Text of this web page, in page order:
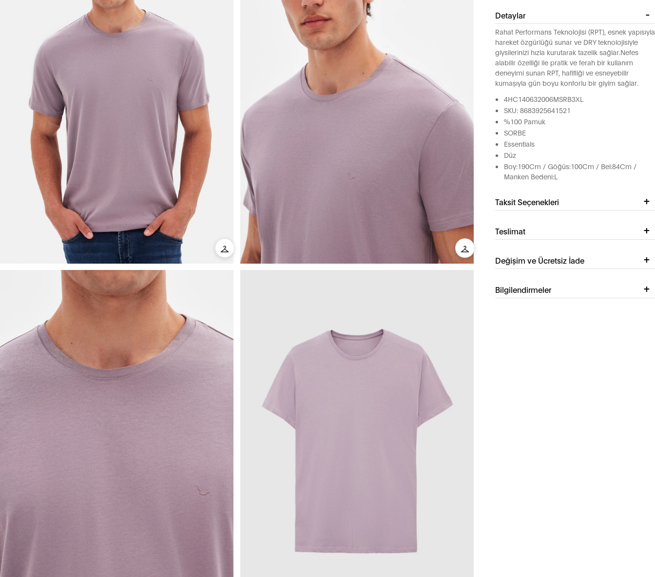
Detaylar
Rahat Performans Teknolojisi (RPT), esnek yapısıyla
hareket özgürlüğü sunar ve DRY teknolojisiyle
giysilerinizi hızla kurutarak tazelik sağlar.Nefes
alabilir özelliği ile pratik ve ferah bir kullanım
deneyimi sunan RPT, hafifliği ve esneyebilir
kumaşıyla gün boyu konforlu bir giyim sağlar.
4HC140632006MSRB3XL
SKU: 8683925641521
%100 Pamuk
SORBE
Essentials
Düz
Boy:190Cm / Göğüs:100Cm / Bel:84Cm /
Manken Bedeni:L
Taksit Seçenekleri
Teslimat
Değişim ve Ücretsiz İade
Bilgilendirmeler